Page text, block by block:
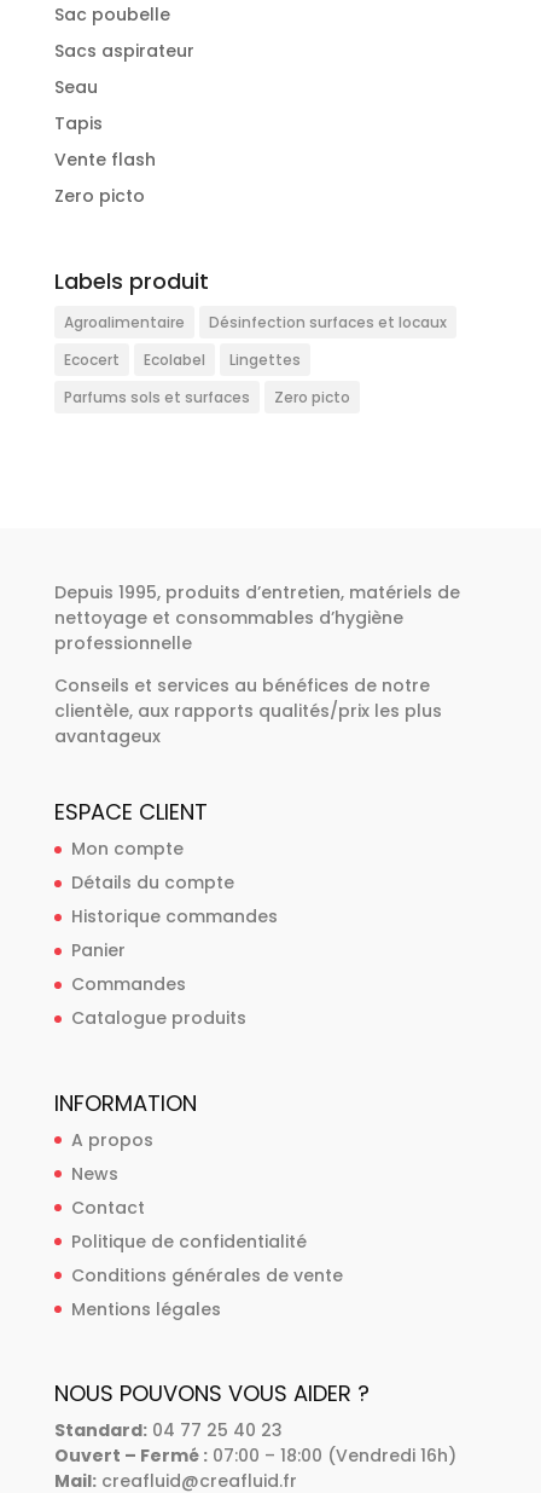
Sac poubelle
Sacs aspirateur
Seau
Tapis
Vente flash
Zero picto
Labels produit
Agroalimentaire
Désinfection surfaces et locaux
Ecocert
Ecolabel
Lingettes
Parfums sols et surfaces
Zero picto
Depuis 1995, produits d’entretien, matériels de
nettoyage et consommables d’hygiène
professionnelle
Conseils et services au bénéfices de notre
clientèle, aux rapports qualités/prix les plus
avantageux
ESPACE CLIENT
Mon compte
Détails du compte
Historique commandes
Panier
Commandes
Catalogue produits
INFORMATION
A propos
News
Contact
Politique de confidentialité
Conditions générales de vente
Mentions légales
NOUS POUVONS VOUS AIDER ?
Standard:04 77 25 40 23
Ouvert – Fermé :07:00 – 18:00 (Vendredi 16h)
Mail:creafluid@creafluid.fr